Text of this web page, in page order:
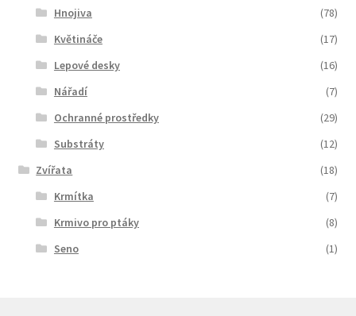
Hnojiva
(78)
Květináče
(17)
Lepové desky
(16)
Nářadí
(7)
Ochranné prostředky
(29)
Substráty
(12)
Zvířata
(18)
Krmítka
(7)
Krmivo pro ptáky
(8)
Seno
(1)